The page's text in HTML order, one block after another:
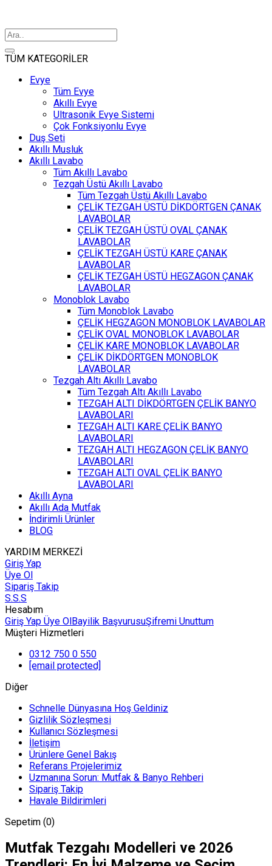
TÜM KATEGORİLER
Evye
Tüm Evye
Akıllı Evye
Ultrasonik Evye Sistemi
Çok Fonksiyonlu Evye
Duş Seti
Akıllı Musluk
Akıllı Lavabo
Tüm Akıllı Lavabo
Tezgah Üstü Akıllı Lavabo
Tüm Tezgah Üstü Akıllı Lavabo
ÇELİK TEZGAH ÜSTÜ DİKDÖRTGEN ÇANAK
LAVABOLAR
ÇELİK TEZGAH ÜSTÜ OVAL ÇANAK
LAVABOLAR
ÇELİK TEZGAH ÜSTÜ KARE ÇANAK
LAVABOLAR
ÇELİK TEZGAH ÜSTÜ HEGZAGON ÇANAK
LAVABOLAR
Monoblok Lavabo
Tüm Monoblok Lavabo
ÇELİK HEGZAGON MONOBLOK LAVABOLAR
ÇELİK OVAL MONOBLOK LAVABOLAR
ÇELİK KARE MONOBLOK LAVABOLAR
ÇELİK DİKDÖRTGEN MONOBLOK
LAVABOLAR
Tezgah Altı Akıllı Lavabo
Tüm Tezgah Altı Akıllı Lavabo
TEZGAH ALTI DİKDÖRTGEN ÇELİK BANYO
LAVABOLARI
TEZGAH ALTI KARE ÇELİK BANYO
LAVABOLARI
TEZGAH ALTI HEGZAGON ÇELİK BANYO
LAVABOLARI
TEZGAH ALTI OVAL ÇELİK BANYO
LAVABOLARI
Akıllı Ayna
Akıllı Ada Mutfak
İndirimli Ürünler
BLOG
YARDIM MERKEZİ
Giriş Yap
Üye Ol
Sipariş Takip
S.S.S
Hesabım
Giriş Yap Üye OlBayilik BaşvurusuŞifremi Unuttum
Müşteri Hizmetleri
0312 750 0 550
[email protected]
Diğer
Schnelle Dünyasına Hoş Geldiniz
Gizlilik Sözleşmesi
Kullanıcı Sözleşmesi
İletişim
Ürünlere Genel Bakış
Referans Projelerimiz
Uzmanına Sorun: Mutfak & Banyo Rehberi
Sipariş Takip
Havale Bildirimleri
Sepetim (0)
Mutfak Tezgahı Modelleri ve 2026